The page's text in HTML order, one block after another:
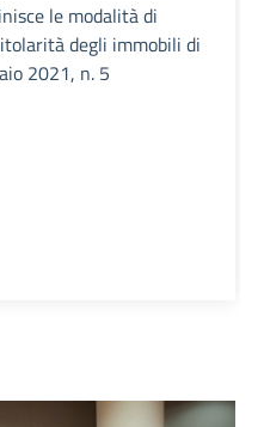
le modalità di
degli immobili di
2021, n. 5